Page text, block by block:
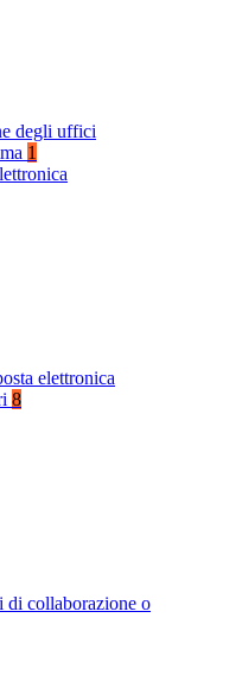
degli uffici
1
elettronica
8
collaborazione o